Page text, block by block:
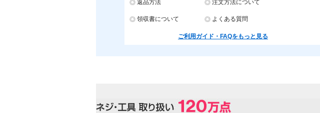
返品方法 注文方法について
領収書について よくある質問
ご利用ガイド・FAQをもっと見る